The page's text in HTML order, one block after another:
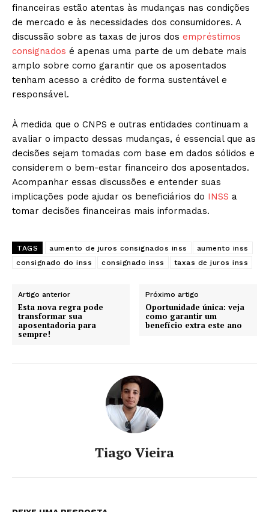
financeiras estão atentas às mudanças nas condições
de mercado e às necessidades dos consumidores. A
discussão sobre as taxas de juros dos empréstimos
consignados é apenas uma parte de um debate mais
amplo sobre como garantir que os aposentados
tenham acesso a crédito de forma sustentável e
responsável.
À medida que o CNPS e outras entidades continuam a
avaliar o impacto dessas mudanças, é essencial que as
decisões sejam tomadas com base em dados sólidos e
considerem o bem-estar financeiro dos aposentados.
Acompanhar essas discussões e entender suas
implicações pode ajudar os beneficiários do INSS a
tomar decisões financeiras mais informadas.
TAGS aumento de juros consignados inss
aumento inss
consignado do inss
consignado inss taxas de juros inss
Artigo anterior
Esta nova regra pode
transformar sua
aposentadoria para
sempre!
Próximo artigo
Oportunidade única: veja
como garantir um
benefício extra este ano
Tiago Vieira